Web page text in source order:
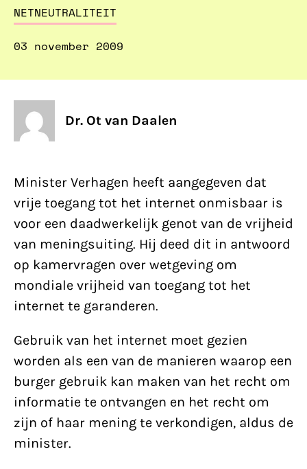
NETNEUTRALITEIT
03 november 2009
Dr. Ot van Daalen
Minister Verhagen heeft aangegeven dat
vrije toegang tot het internet onmisbaar is
voor een daadwerkelijk genot van de vrijheid
van meningsuiting. Hij deed dit in antwoord
op kamervragen over wetgeving om
mondiale vrijheid van toegang tot het
internet te garanderen.
Gebruik van het internet moet gezien
worden als een van de manieren waarop een
burger gebruik kan maken van het recht om
informatie te ontvangen en het recht om
zijn of haar mening te verkondigen, aldus de
minister.